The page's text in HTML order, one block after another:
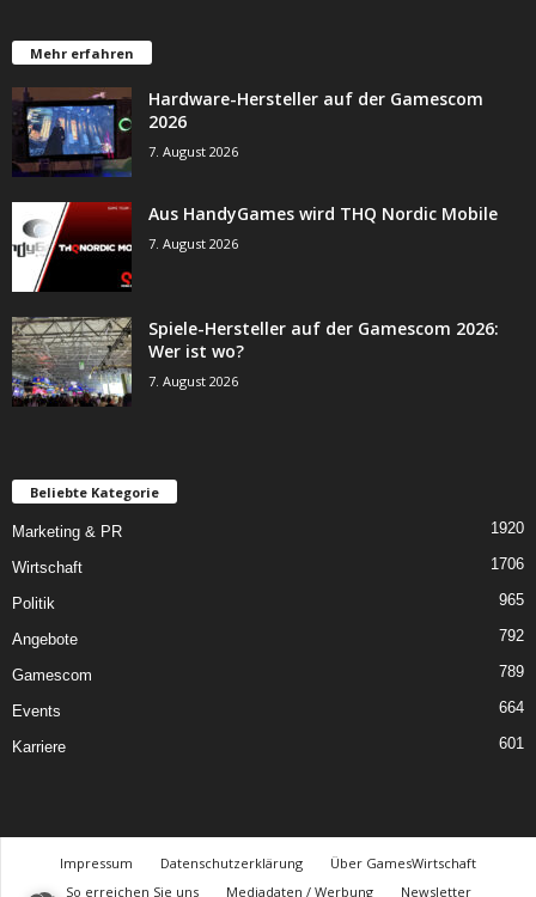
Mehr erfahren
Hardware-Hersteller auf der Gamescom
2026
7. August 2026
Aus HandyGames wird THQ Nordic Mobile
7. August 2026
Spiele-Hersteller auf der Gamescom 2026:
Wer ist wo?
7. August 2026
Beliebte Kategorie
Marketing & PR 1920
Wirtschaft 1706
Politik 965
Angebote 792
Gamescom 789
Events 664
Karriere 601
Impressum Datenschutzerklärung
Über GamesWirtschaft
So erreichen Sie uns
Mediadaten / Werbung Newsletter